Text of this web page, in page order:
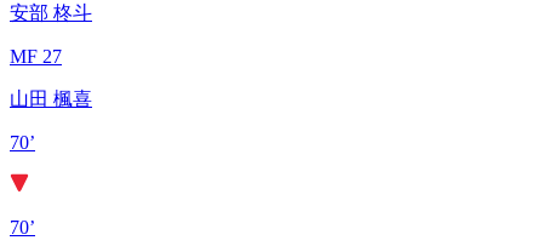
安部 柊斗
MF 27
山田 楓喜
70’
70’